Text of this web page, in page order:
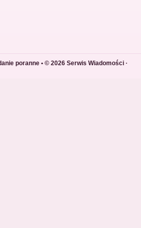
poranne • © 2026 Serwis Wiadomości ·